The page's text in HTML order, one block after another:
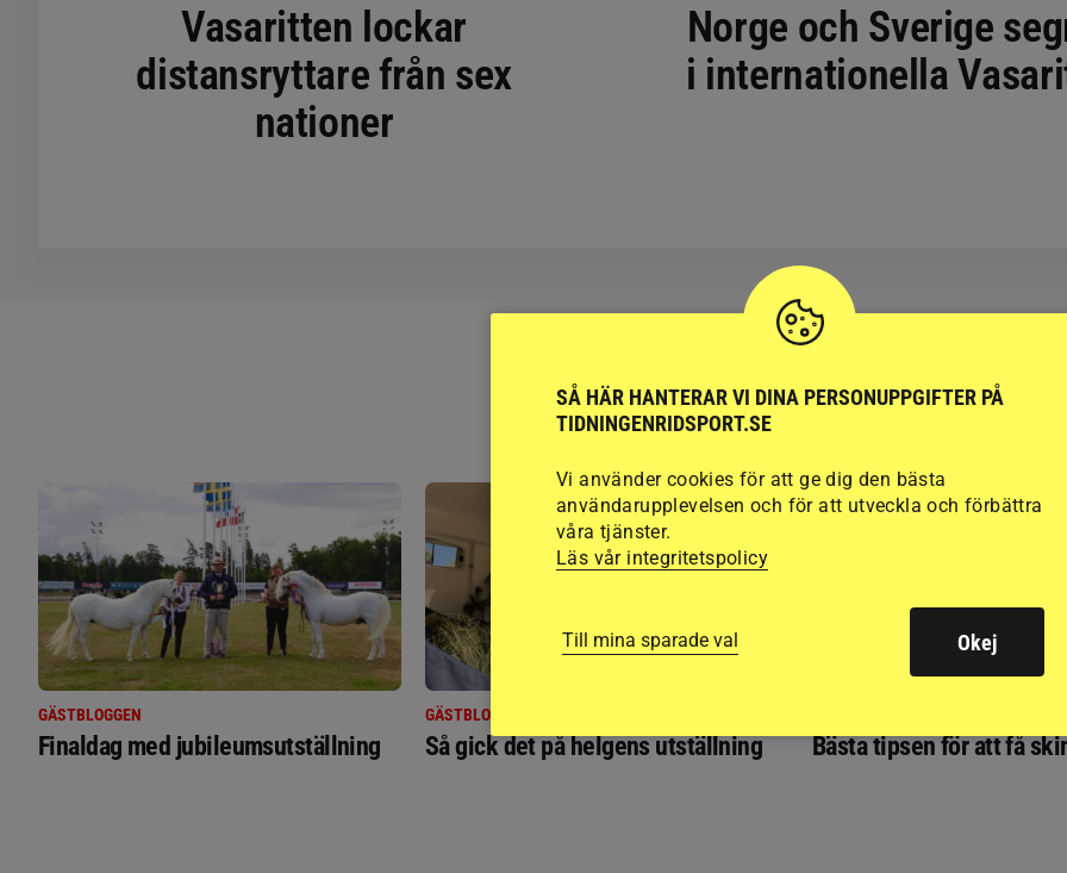
Vasaritten lockar
distansryttare från sex
nationer
Norge och Sverige
i internationella
RIDSPORT
GÄSTBLOGGEN
Finaldag med jubileumsutställning
GÄSTBLOGGEN
Så gick det på helgens utställning Bästa tipsen för att få
SÅ HÄR HANTERAR VI DINA PERSONUPPGIFTER PÅ
TIDNINGENRIDSPORT.SE
Vi använder cookies för att ge dig den bästa
användarupplevelsen och för att utveckla och förbättra
våra tjänster.
Läs vår integritetspolicy
Till mina sparade val Okej